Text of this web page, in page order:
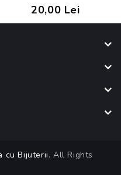
20,00 Lei
cu Bijuterii. All Rights